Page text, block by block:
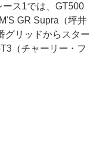
ース1では、GT500
GR Supra（坪井
グリッドからスター
（チャーリー・フ